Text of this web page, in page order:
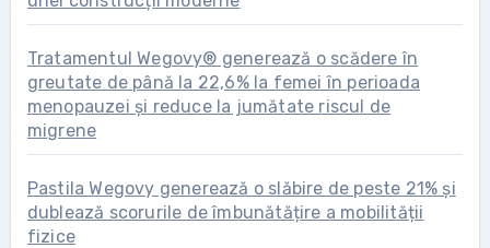
Tratamentul Wegovy® generează o scădere în
greutate de până la 22,6% la femei în perioada
menopauzei și reduce la jumătate riscul de
migrene
Pastila Wegovy generează o slăbire de peste 21% și
dublează scorurile de îmbunătățire a mobilității
fizice